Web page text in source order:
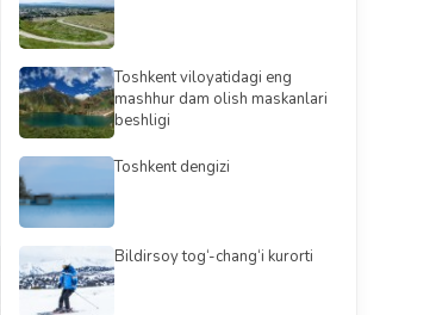
Toshkent viloyatidagi eng
mashhur dam olish maskanlari
beshligi
Toshkent dengizi
Bildirsoy tog‘-chang‘i kurorti